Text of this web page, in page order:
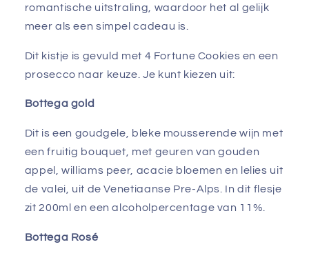
romantische uitstraling, waardoor het al gelijk
meer als een simpel cadeau is.
Dit kistje is gevuld met 4 Fortune Cookies en een
prosecco naar keuze. Je kunt kiezen uit:
Bottega gold
Dit is een goudgele, bleke mousserende wijn met
een fruitig bouquet, met geuren van gouden
appel, williams peer, acacie bloemen en lelies uit
de valei, uit de Venetiaanse Pre-Alps. In dit flesje
zit 200ml en een alcoholpercentage van 11%.
Bottega Rosé